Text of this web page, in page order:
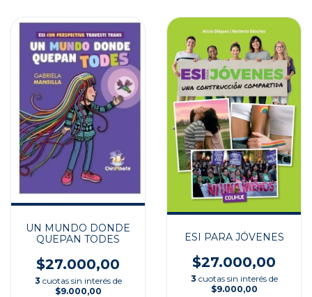
UN MUNDO DONDE
QUEPAN TODES
$27.000,00
3 cuotas sin interés de
$9.000,00
ESI PARA JÓVENES
$27.000,00
3 cuotas sin interés de
$9.000,00